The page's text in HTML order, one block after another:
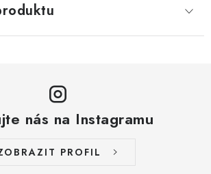
nás na Instagramu
PROFIL